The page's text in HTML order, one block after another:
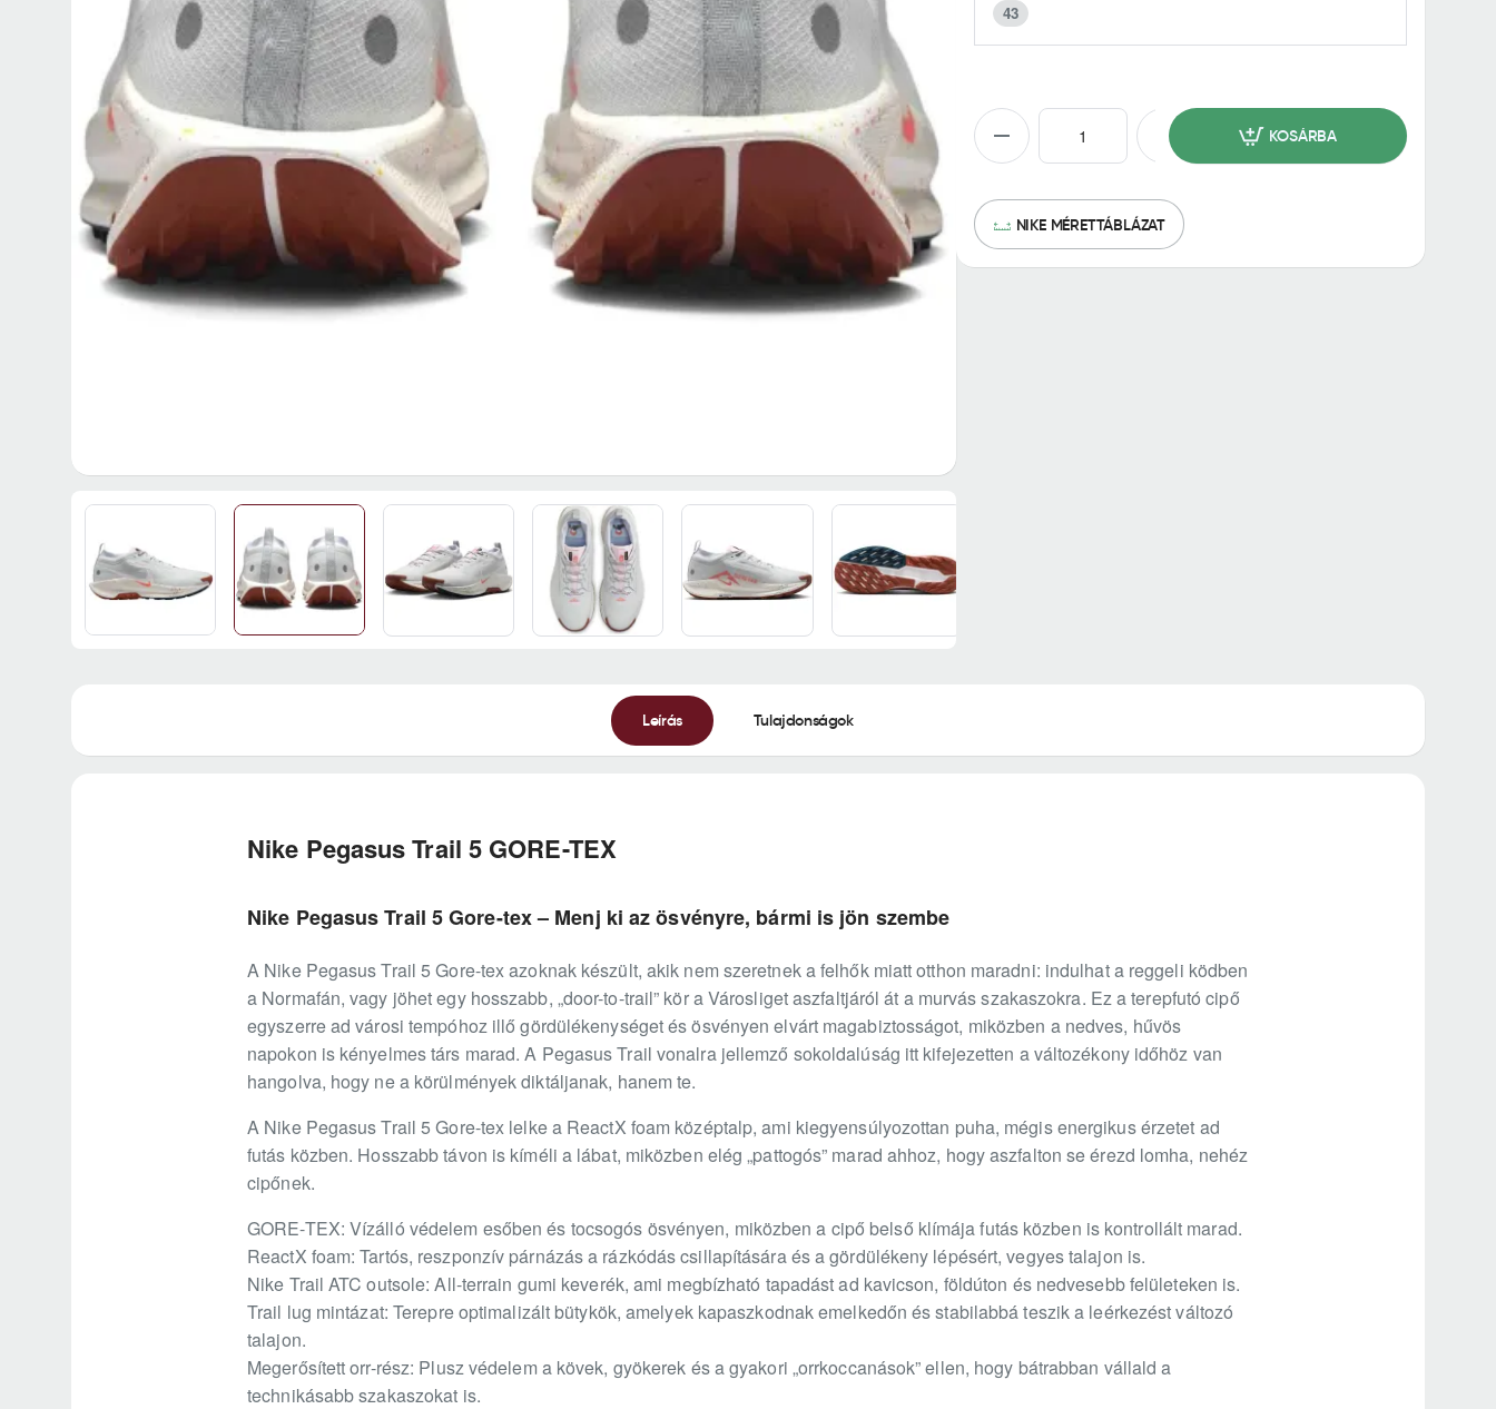
43
KOSÁRBA
NIKE MÉRETTÁBLÁZAT
Leírás Tulajdonságok
Nike Pegasus Trail 5 GORE-TEX
Nike Pegasus Trail 5 Gore-tex – Menj ki az ösvényre, bármi is jön szembe
A Nike Pegasus Trail 5 Gore-tex azoknak készült, akik nem szeretnek a felhők miatt otthon maradni: indulhat a reggeli ködben
a Normafán, vagy jöhet egy hosszabb, „door-to-trail” kör a Városliget aszfaltjáról át a murvás szakaszokra. Ez a terepfutó cipő
egyszerre ad városi tempóhoz illő gördülékenységet és ösvényen elvárt magabiztosságot, miközben a nedves, hűvös
napokon is kényelmes társ marad. A Pegasus Trail vonalra jellemző sokoldalúság itt kifejezetten a változékony időhöz van
hangolva, hogy ne a körülmények diktáljanak, hanem te.
A Nike Pegasus Trail 5 Gore-tex lelke a ReactX foam középtalp, ami kiegyensúlyozottan puha, mégis energikus érzetet ad
futás közben. Hosszabb távon is kíméli a lábat, miközben elég „pattogós” marad ahhoz, hogy aszfalton se érezd lomha, nehéz
cipőnek.
GORE-TEX: Vízálló védelem esőben és tocsogós ösvényen, miközben a cipő belső klímája futás közben is kontrollált marad.
ReactX foam: Tartós, reszponzív párnázás a rázkódás csillapítására és a gördülékeny lépésért, vegyes talajon is.
Nike Trail ATC outsole: All-terrain gumi keverék, ami megbízható tapadást ad kavicson, földúton és nedvesebb felületeken is.
Trail lug mintázat: Terepre optimalizált bütykök, amelyek kapaszkodnak emelkedőn és stabilabbá teszik a leérkezést változó
talajon.
Megerősített orr-rész: Plusz védelem a kövek, gyökerek és a gyakori „orrkoccanások” ellen, hogy bátrabban vállald a
technikásabb szakaszokat is.